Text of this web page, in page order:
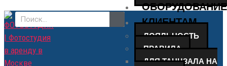
ОБОРУДОВАНИЕ
КЛИЕНТАМ
ЛОЯЛЬНОСТЬ
ПРАВИЛА
ДЛЯ ТАНЦЗАЛА НА